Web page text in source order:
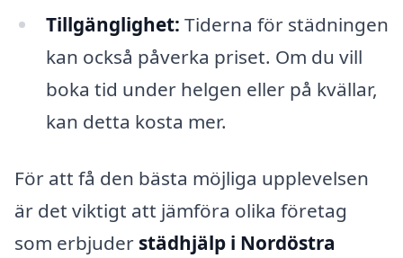
Tillgänglighet: Tiderna för städningen
kan också påverka priset. Om du vill
boka tid under helgen eller på kvällar,
kan detta kosta mer.
För att få den bästa möjliga upplevelsen
är det viktigt att jämföra olika företag
som erbjuder städhjälp i Nordöstra